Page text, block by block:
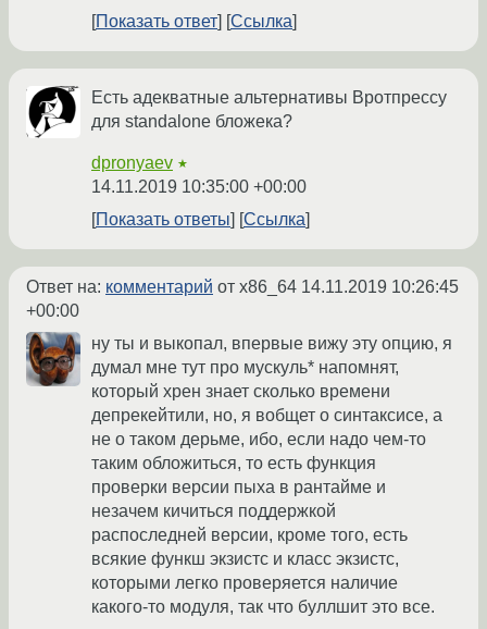
Показать ответ
Ссылка
Есть адекватные альтернативы Вротпрессу
для standalone бложека?
dpronyaev ★
14.11.2019 10:35:00 +00:00
Показать ответы
Ссылка
Ответ на: комментарий от x86_64 14.11.2019 10:26:45
+00:00
ну ты и выкопал, впервые вижу эту опцию, я
думал мне тут про мускуль* напомнят,
который хрен знает сколько времени
депрекейтили, но, я вобщет о синтаксисе, а
не о таком дерьме, ибо, если надо чем-то
таким обложиться, то есть функция
проверки версии пыха в рантайме и
незачем кичиться поддержкой
распоследней версии, кроме того, есть
всякие функш экзистс и класс экзистс,
которыми легко проверяется наличие
какого-то модуля, так что буллшит это все.